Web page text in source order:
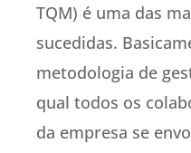
TQM) é uma das
sucedidas.
metodologia de
qual todos os
da empresa se